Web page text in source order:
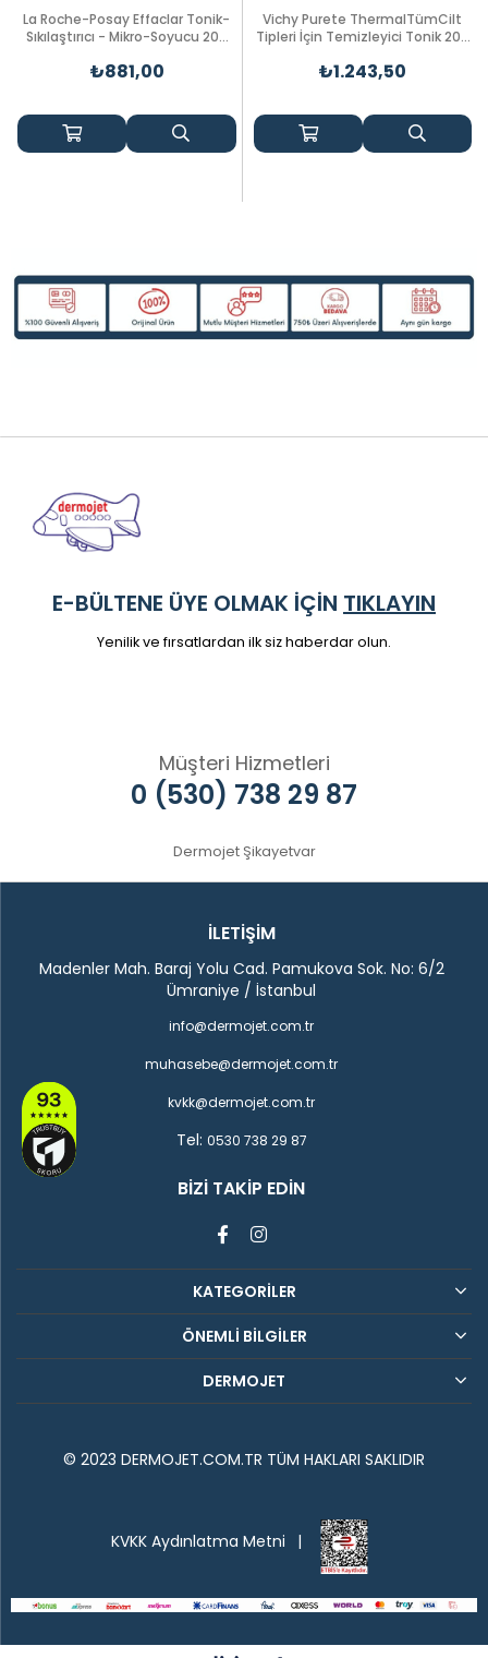
La Roche-Posay Effaclar Tonik-
Sıkılaştırıcı - Mikro-Soyucu 200
₺881,00
Vichy Purete ThermalTümCilt
Tipleri İçin Temizleyici Tonik 200
₺1.243,50
E-BÜLTENE ÜYE OLMAK İÇİN TIKLAYIN
Yenilik ve fırsatlardan ilk siz haberdar olun.
Müşteri Hizmetleri
0 (530) 738 29 87
Dermojet Şikayetvar
İLETİŞİM
Madenler Mah. Baraj Yolu Cad. Pamukova Sok. No: 6/2
Ümraniye / İstanbul
info@dermojet.com.tr
muhasebe@dermojet.com.tr
kvkk@dermojet.com.tr
Tel: 0530 738 29 87
BIZI TAKIP EDIN
KATEGORİLER
ÖNEMLİ BİLGİLER
DERMOJET
© 2023 DERMOJET.COM.TR TÜM HAKLARI SAKLIDIR
KVKK Aydınlatma Metni